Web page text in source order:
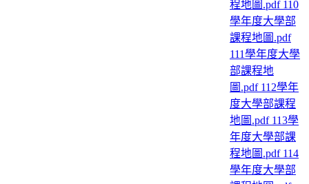
程地圖.pdf110
學年度大學部
課程地圖.pdf
111學年度大學
部課程地
圖.pdf112學年
度大學部課程
地圖.pdf113學
年度大學部課
程地圖.pdf114
學年度大學部